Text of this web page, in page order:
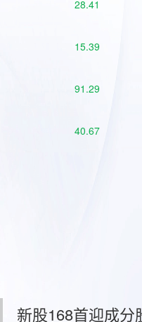
28.41
15.39
91.29
40.67
新股168首迎成